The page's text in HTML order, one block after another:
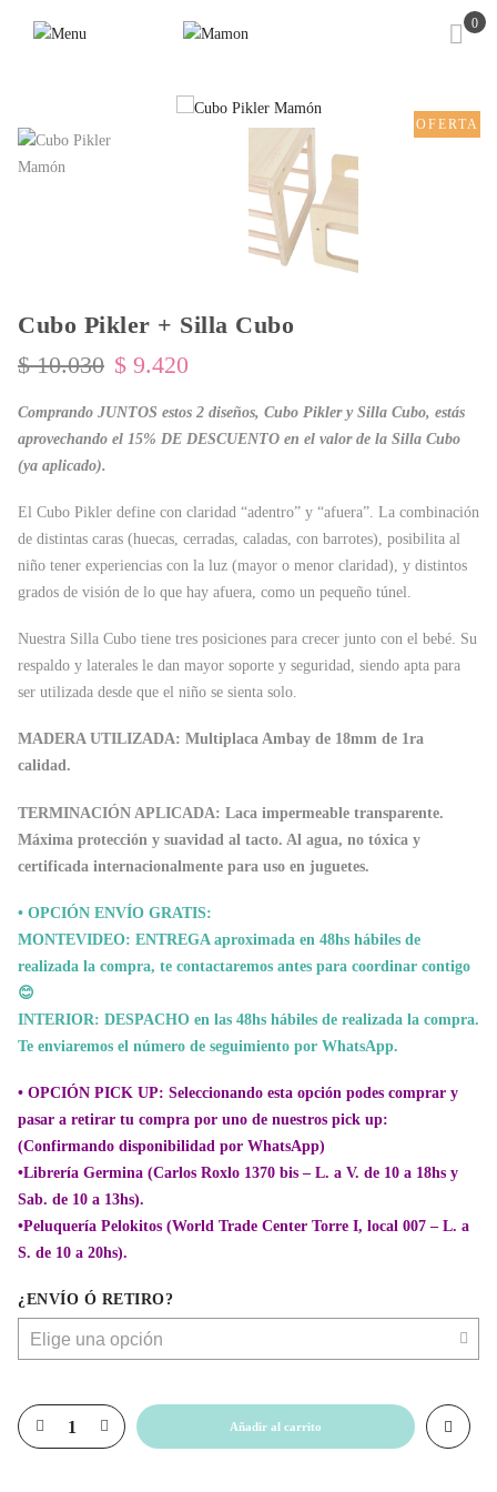
0
OFERTA
Cubo Pikler + Silla Cubo
$10.030 El
original
era:
$ 9.420
actual
es:
Comprando JUNTOS estos 2 diseños, Cubo Pikler y Silla Cubo, estás
aprovechando el 15% DE DESCUENTO en el valor de la Silla Cubo
(ya aplicado).
El Cubo Pikler define con claridad “adentro” y “afuera”. La combinación
de distintas caras (huecas, cerradas, caladas, con barrotes), posibilita al
niño tener experiencias con la luz (mayor o menor claridad), y distintos
grados de visión de lo que hay afuera, como un pequeño túnel.
Nuestra Silla Cubo tiene tres posiciones para crecer junto con el bebé. Su
respaldo y laterales le dan mayor soporte y seguridad, siendo apta para
ser utilizada desde que el niño se sienta solo.
MADERA UTILIZADA: Multiplaca Ambay de 18mm de 1ra
calidad.
TERMINACIÓN APLICADA: Laca impermeable transparente.
Máxima protección y suavidad al tacto. Al agua, no tóxica y
certificada internacionalmente para uso en juguetes.
• OPCIÓN ENVÍO GRATIS:
MONTEVIDEO: ENTREGA aproximada en 48hs hábiles de
realizada la compra, te contactaremos antes para coordinar contigo
😊
INTERIOR: DESPACHO en las 48hs hábiles de realizada la compra.
Te enviaremos el número de seguimiento por WhatsApp.
• OPCIÓN PICK UP: Seleccionando esta opción podes comprar y
pasar a retirar tu compra por uno de nuestros pick up:
(Confirmando disponibilidad por WhatsApp)
•Librería Germina (Carlos Roxlo 1370 bis – L. a V. de 10 a 18hs y
Sab. de 10 a 13hs).
•Peluquería Pelokitos (World Trade Center Torre I, local 007 – L. a
S. de 10 a 20hs).
¿ENVÍO Ó RETIRO?
Añadir al carrito